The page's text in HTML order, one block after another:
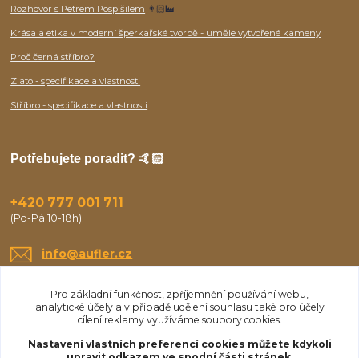
Rozhovor s Petrem Pospíšilem 👨🏻‍🏭
Krása a etika v moderní šperkařské tvorbě - uměle vytvořené kameny
Proč černá stříbro?
Zlato - specifikace a vlastnosti
Stříbro - specifikace a vlastnosti
Potřebujete poradit? 🤙🏻
+420 777 001 711
(Po-Pá 10-18h)
info@aufler.cz
Pro základní funkčnost, zpříjemnění používání webu,
analytické účely a v případě udělení souhlasu také pro účely
cílení reklamy využíváme soubory cookies.
Nastavení vlastních preferencí cookies můžete kdykoli